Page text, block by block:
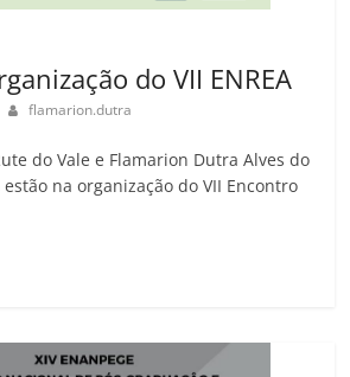
do VII ENREA
flamarion.dutra
do Vale e Flamarion Dutra Alves do
estão na organização do VII Encontro